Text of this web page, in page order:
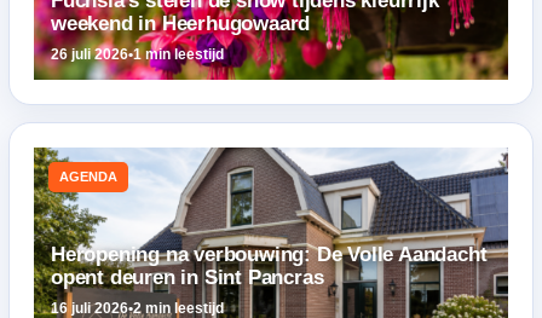
weekend in Heerhugowaard
26 juli 2026•1 min leestijd
AGENDA
Heropening na verbouwing: De Volle Aandacht
opent deuren in Sint Pancras
16 juli 2026•2 min leestijd